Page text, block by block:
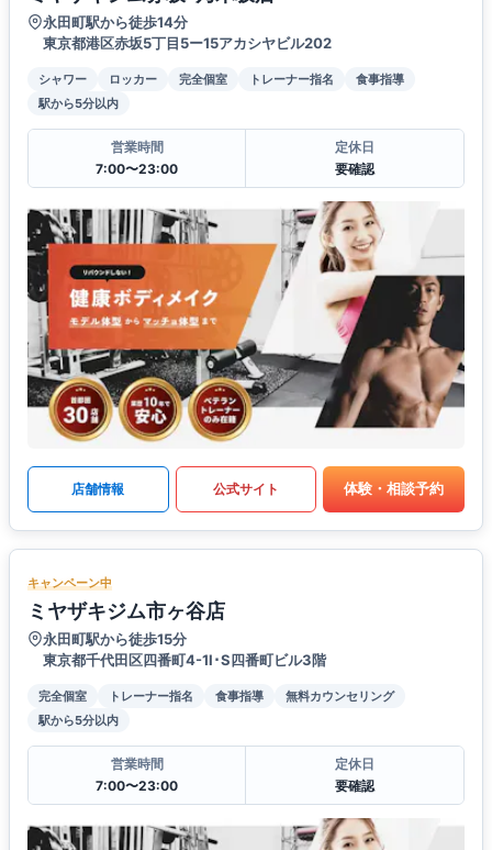
永田町駅から徒歩14分
東京都港区赤坂5丁目5ー15アカシヤビル202
シャワー ロッカー 完全個室 トレーナー指名
食事指導
駅から5分以内
営業時間
7:00〜23:00
定休日
要確認
店舗情報 公式サイト 体験・相談予約
キャンペーン中
ミヤザキジム市ヶ谷店
永田町駅から徒歩15分
東京都千代田区四番町4-1I･S四番町ビル3階
完全個室 トレーナー指名 食事指導
無料カウンセリング
駅から5分以内
営業時間
7:00〜23:00
定休日
要確認